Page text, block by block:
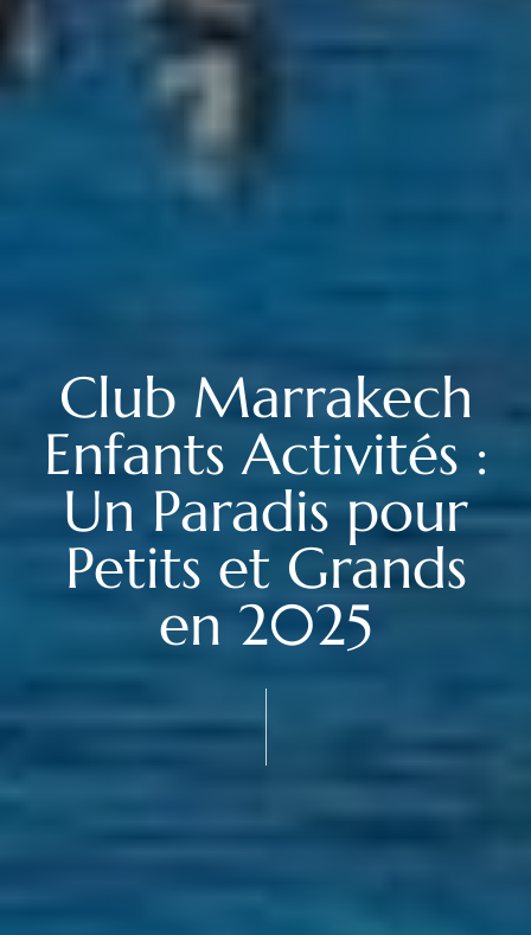
Club Marrakech
Enfants Activités :
Un Paradis pour
Petits et Grands
en 2025